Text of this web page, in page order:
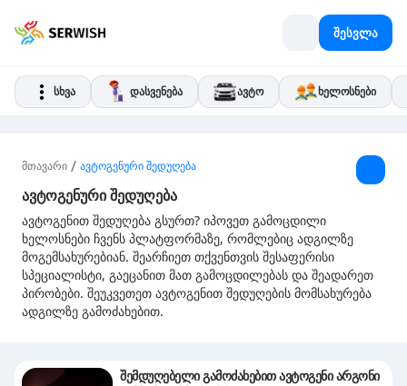
შესვლა
სხვა დასვენება ავტო ხელოსნები
მთავარი / ავტოგენური შედუღება
ავტოგენური შედუღება
ავტოგენით შედუღება გსურთ? იპოვეთ გამოცდილი
ხელოსნები ჩვენს პლატფორმაზე, რომლებიც ადგილზე
მოგემსახურებიან. შეარჩიეთ თქვენთვის შესაფერისი
სპეციალისტი, გაეცანით მათ გამოცდილებას და შეადარეთ
პირობები. შეუკვეთეთ ავტოგენით შედუღების მომსახურება
ადგილზე გამოძახებით.
შემდუღებელი გამოძახებით ავტოგენი არგონი